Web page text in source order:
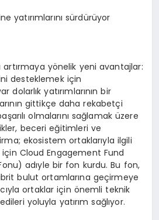
yatırımlarını sürdürüyor
artırmaya yönelik yeni avantajlar:
desteklemek için
dolarlık yatırımlarının bir
gittikçe daha rekabetçi
olmalarını sağlamak üzere
beceri eğitimleri ve
ekosistem ortaklarıyla ilgili
için Cloud Engagement Fund
adıyle bir fon kurdu. Bu fon,
bulut ortamlarına geçirmeye
ortaklar için önemli teknik
yoluyla yatırım sağlıyor.